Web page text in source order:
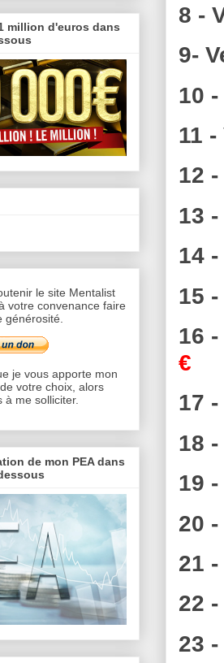
8 -
9-
10
11
12
13
14
15
16
€
17
18
19
20
21
22
23
million d'euros dans
le site Mentalist
votre convenance faire
générosité.
je vous apporte mon
votre choix, alors
à me solliciter.
de mon PEA dans